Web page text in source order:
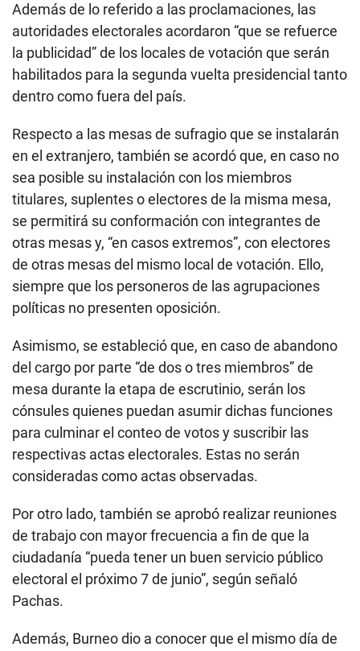
Además de lo referido a las proclamaciones, las
autoridades electorales acordaron “que se refuerce
la publicidad” de los locales de votación que serán
habilitados para la segunda vuelta presidencial tanto
dentro como fuera del país.
Respecto a las mesas de sufragio que se instalarán
en el extranjero, también se acordó que, en caso no
sea posible su instalación con los miembros
titulares, suplentes o electores de la misma mesa,
se permitirá su conformación con integrantes de
otras mesas y, “en casos extremos”, con electores
de otras mesas del mismo local de votación. Ello,
siempre que los personeros de las agrupaciones
políticas no presenten oposición.
Asimismo, se estableció que, en caso de abandono
del cargo por parte “de dos o tres miembros” de
mesa durante la etapa de escrutinio, serán los
cónsules quienes puedan asumir dichas funciones
para culminar el conteo de votos y suscribir las
respectivas actas electorales. Estas no serán
consideradas como actas observadas.
Por otro lado, también se aprobó realizar reuniones
de trabajo con mayor frecuencia a fin de que la
ciudadanía “pueda tener un buen servicio público
electoral el próximo 7 de junio”, según señaló
Pachas.
Además, Burneo dio a conocer que el mismo día de